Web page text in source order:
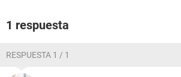
1 respuesta
RESPUESTA 1 / 1